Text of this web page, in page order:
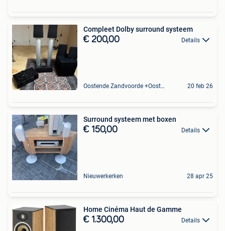
Compleet Dolby surround systeem
€ 200,00 Details
Oostende Zandvoorde +Oostende 20 feb 26
Surround systeem met boxen
€ 150,00 Details
Nieuwerkerken 28 apr 25
Home Cinéma Haut de Gamme
€ 1.300,00 Details